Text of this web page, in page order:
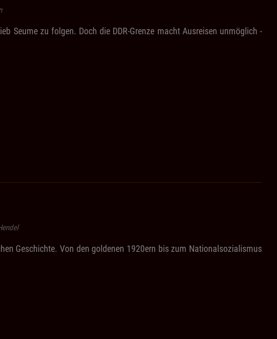
Seume zu folgen. Doch die DDR-Grenze macht Ausreisen unmöglich -
Geschichte. Von den goldenen 1920ern bis zum Nationalsozialismus